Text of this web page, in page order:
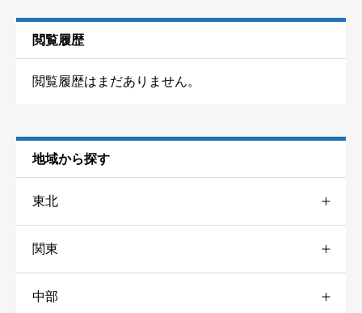
閲覧履歴
閲覧履歴はまだありません。
地域から探す
東北
青森
山形
関東
東京
中部